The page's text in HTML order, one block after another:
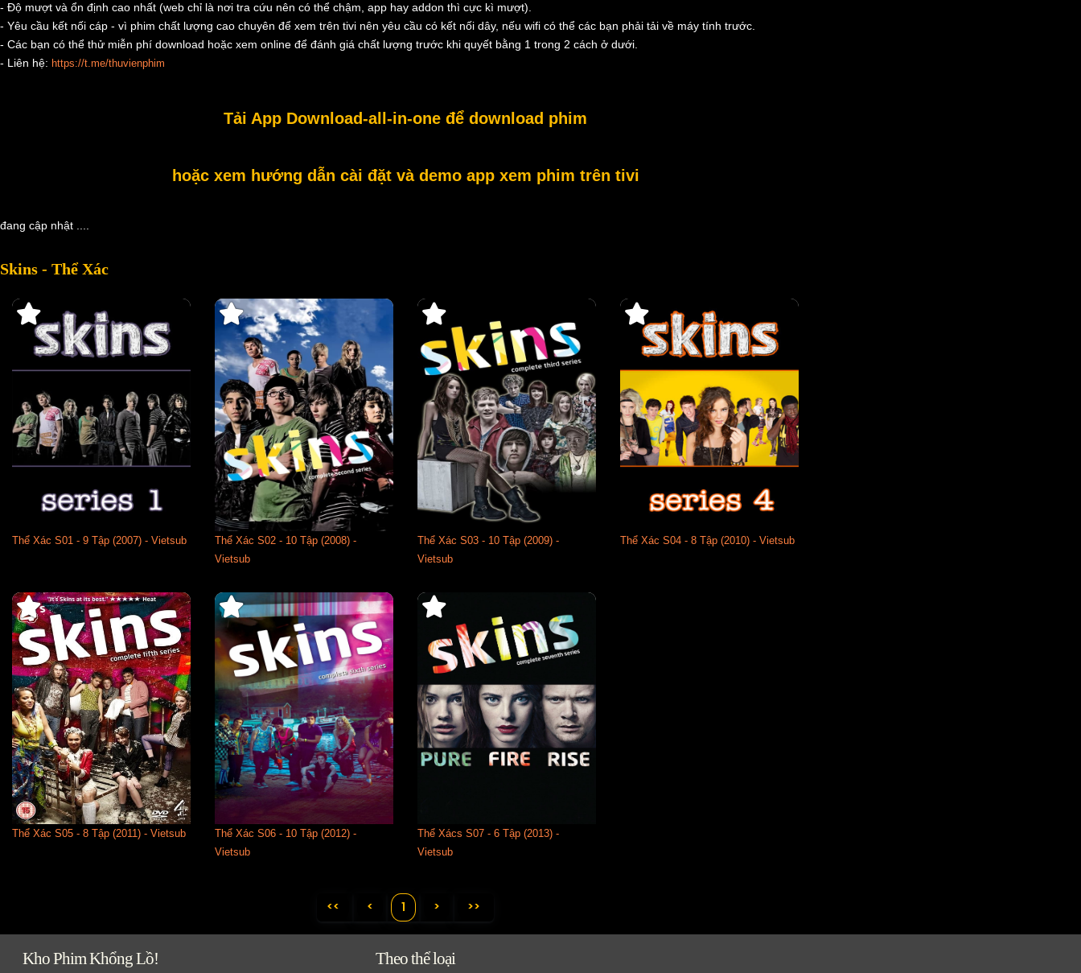
- Độ mượt và ổn định cao nhất (web chỉ là nơi tra cứu nên có thể chậm, app hay addon thì cực kì mượt).
- Yêu cầu kết nối cáp - vì phim chất lượng cao chuyên để xem trên tivi nên yêu cầu có kết nối dây, nếu wifi có thể các bạn phải tải về máy tính trước.
- Các bạn có thể thử miễn phí download hoặc xem online để đánh giá chất lượng trước khi quyết bằng 1 trong 2 cách ở dưới.
- Liên hệ: https://t.me/thuvienphim
Tải App Download-all-in-one để download phim
hoặc xem hướng dẫn cài đặt và demo app xem phim trên tivi
đang cập nhật ....
Skins - Thể Xác
Thể Xác S01 - 9 Tập (2007) - Vietsub
Thể Xác S02 - 10 Tập (2008) -
Vietsub
Thể Xác S03 - 10 Tập (2009) -
Vietsub
Thể Xác S04 - 8 Tập (2010) - Vietsub
Thể Xác S05 - 8 Tập (2011) - Vietsub
Thể Xác S06 - 10 Tập (2012) -
Vietsub
Thể Xács S07 - 6 Tập (2013) -
Vietsub
<< < 1 > >>
Kho Phim Khổng Lồ! Theo thể loại